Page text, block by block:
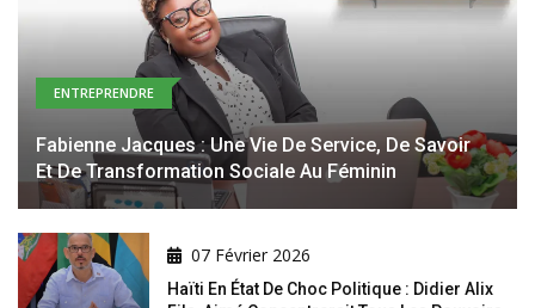
ENTREPRENDRE
Fabienne Jacques : Une Vie De Service, De Savoir
Et De Transformation Sociale Au Féminin
07 Février 2026
Haïti En État De Choc Politique : Didier Alix